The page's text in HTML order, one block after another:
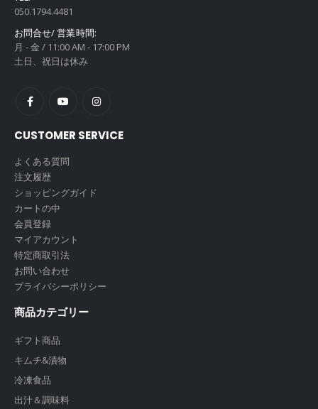
050.1794.4481
お問合せ/ 営業時間:
月 - 金 / 11:00 AM - 17:00 PM
土日、祝日は休み
CUSTOMER SERVICE
よくある質問
注文履歴
ショッピングガイド
カートの中
会員登録
マイアカウント
特定商取引法
お問い合わせ
プライバシーポリシー
商品カテゴリー
ギフト商品
キムチ&漬物
冷凍食品
出汁＆調味料